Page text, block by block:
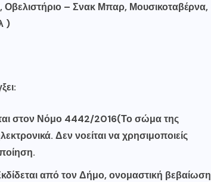
Οβελιστήριο – Σνακ Μπαρ, Μουσικοταβέρνα,
)
στον Νόμο 4442/2016(Το σώμα της
Δεν νοείται να χρησιμοποιείς
από τον Δήμο, ονομαστική βεβαίωση